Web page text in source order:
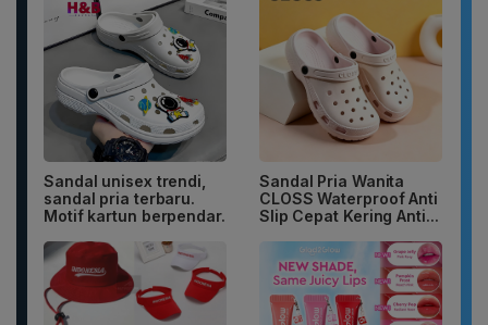
Sandal unisex trendi,
sandal pria terbaru.
Motif kartun berpendar.
Sandal Pria Wanita
CLOSS Waterproof Anti
Slip Cepat Kering Anti...